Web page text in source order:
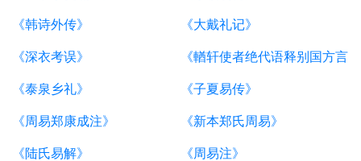
《韩诗外传》 《大戴礼记》
《深衣考误》 《輶轩使者绝代语释别国方言》
《泰泉乡礼》 《子夏易传》
《周易郑康成注》 《新本郑氏周易》
《陆氏易解》 《周易注》